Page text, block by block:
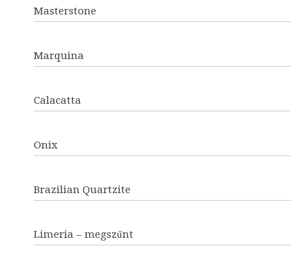
Masterstone
Marquina
Calacatta
Onix
Brazilian Quartzite
Limeria – megszűnt